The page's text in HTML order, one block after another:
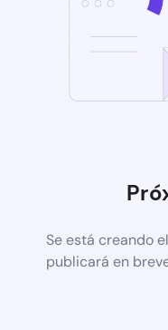
Se está creando
publicará en